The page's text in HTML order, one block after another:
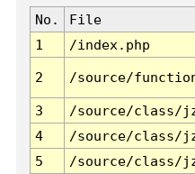
No. File
1
/index.php
2 /source/
3 /source/class/
4
/source/class/
5
/source/class/